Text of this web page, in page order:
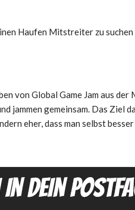
Haufen Mitstreiter zu
von Global Game Jam aus
jammen gemeinsam. Das Ziel
eher, dass man selbst